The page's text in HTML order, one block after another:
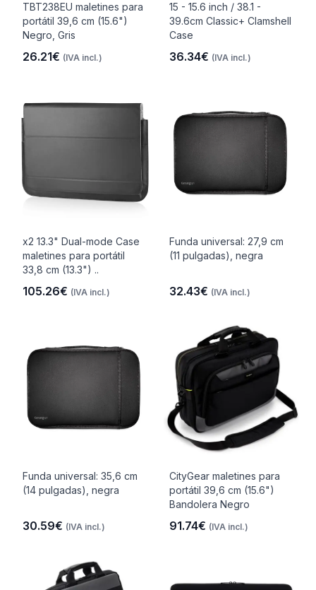
TBT238EU maletines para
portátil 39,6 cm (15.6")
Negro, Gris
26.21€ (IVA incl.)
15 - 15.6 inch / 38.1 -
39.6cm Classic+ Clamshell
Case
36.34€ (IVA incl.)
x2 13.3" Dual-mode Case
maletines para portátil
33,8 cm (13.3") ..
105.26€ (IVA incl.)
Funda universal: 27,9 cm
(11 pulgadas), negra
32.43€ (IVA incl.)
Funda universal: 35,6 cm
(14 pulgadas), negra
30.59€ (IVA incl.)
CityGear maletines para
portátil 39,6 cm (15.6")
Bandolera Negro
91.74€ (IVA incl.)